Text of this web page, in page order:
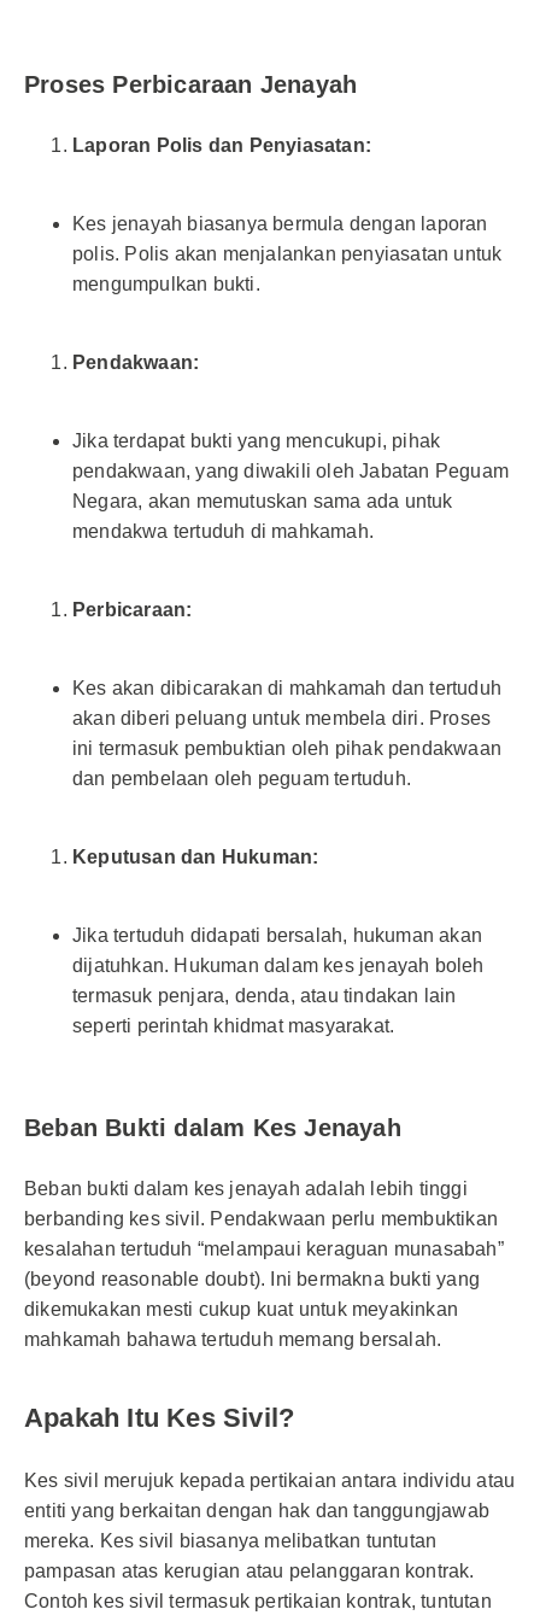
Proses Perbicaraan Jenayah
Laporan Polis dan Penyiasatan:
Kes jenayah biasanya bermula dengan laporan
polis. Polis akan menjalankan penyiasatan untuk
mengumpulkan bukti.
Pendakwaan:
Jika terdapat bukti yang mencukupi, pihak
pendakwaan, yang diwakili oleh Jabatan Peguam
Negara, akan memutuskan sama ada untuk
mendakwa tertuduh di mahkamah.
Perbicaraan:
Kes akan dibicarakan di mahkamah dan tertuduh
akan diberi peluang untuk membela diri. Proses
ini termasuk pembuktian oleh pihak pendakwaan
dan pembelaan oleh peguam tertuduh.
Keputusan dan Hukuman:
Jika tertuduh didapati bersalah, hukuman akan
dijatuhkan. Hukuman dalam kes jenayah boleh
termasuk penjara, denda, atau tindakan lain
seperti perintah khidmat masyarakat.
Beban Bukti dalam Kes Jenayah
Beban bukti dalam kes jenayah adalah lebih tinggi
berbanding kes sivil. Pendakwaan perlu membuktikan
kesalahan tertuduh “melampaui keraguan munasabah”
(beyond reasonable doubt). Ini bermakna bukti yang
dikemukakan mesti cukup kuat untuk meyakinkan
mahkamah bahawa tertuduh memang bersalah.
Apakah Itu Kes Sivil?
Kes sivil merujuk kepada pertikaian antara individu atau
entiti yang berkaitan dengan hak dan tanggungjawab
mereka. Kes sivil biasanya melibatkan tuntutan
pampasan atas kerugian atau pelanggaran kontrak.
Contoh kes sivil termasuk pertikaian kontrak, tuntutan